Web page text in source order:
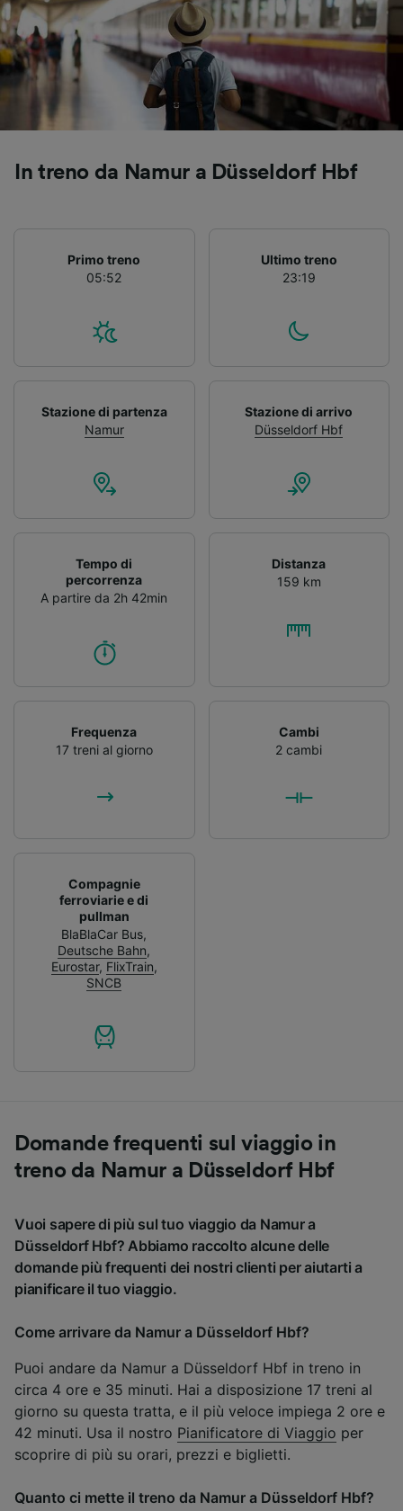
In treno da Namur a Düsseldorf Hbf
Primo treno
05:52
Ultimo treno
23:19
Stazione di partenza
Namur
Stazione di arrivo
Düsseldorf Hbf
Tempo di
percorrenza
A partire da 2h 42min
Distanza
159 km
Frequenza
17 treni al giorno
Cambi
2 cambi
Compagnie
ferroviarie e di
pullman
BlaBlaCar Bus,
Deutsche Bahn,
Eurostar, FlixTrain,
SNCB
Domande frequenti sul viaggio in
treno da Namur a Düsseldorf Hbf
Vuoi sapere di più sul tuo viaggio da Namur a
Düsseldorf Hbf? Abbiamo raccolto alcune delle
domande più frequenti dei nostri clienti per aiutarti a
pianificare il tuo viaggio.
Come arrivare da Namur a Düsseldorf Hbf?
Puoi andare da Namur a Düsseldorf Hbf in treno in
circa 4 ore e 35 minuti. Hai a disposizione 17 treni al
giorno su questa tratta, e il più veloce impiega 2 ore e
42 minuti. Usa il nostro Pianificatore di Viaggio per
scoprire di più su orari, prezzi e biglietti.
Quanto ci mette il treno da Namur a Düsseldorf Hbf?
Utilizzare dati di geolocalizzazione precisi.
Scansione attiva delle caratteristiche del
dispositivo ai fini dell’identificazione.
Archiviare informazioni su dispositivo e/o
accedervi. Pubblicità e contenuti
personalizzati, misurazione delle prestazioni
dei contenuti e degli annunci, ricerche sul
Elenco dei partner (fornitori)